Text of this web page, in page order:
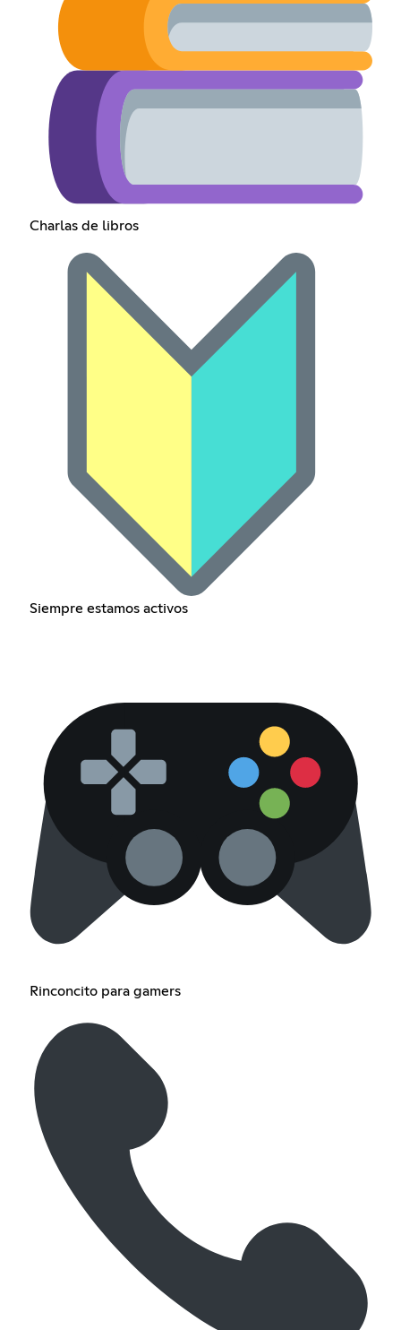
Charlas de libros
Siempre estamos activos
Rinconcito para gamers